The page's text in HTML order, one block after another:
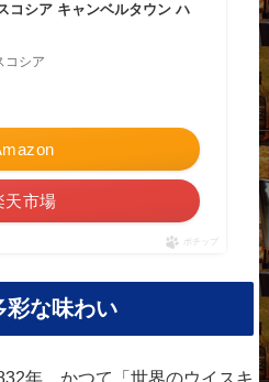
コシア キャンベルタウン ハ
コシア
天市場
ポチップ
彩な味わい